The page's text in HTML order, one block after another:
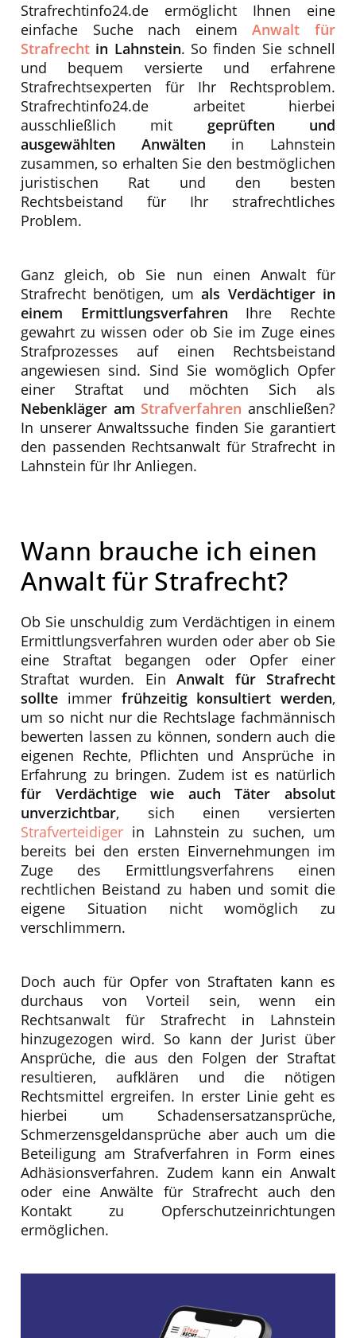
Strafrechtinfo24.de ermöglicht Ihnen eine
einfache Suche nach einemAnwalt für
Strafrecht in Lahnstein. So finden Sie schnell
und bequem versierte und erfahrene
Strafrechtsexperten für Ihr Rechtsproblem.
Strafrechtinfo24.de arbeitet hierbei
ausschließlich mit geprüften und
ausgewählten Anwälten in Lahnstein
zusammen, so erhalten Sie den bestmöglichen
juristischen Rat und den besten
Rechtsbeistand für Ihr strafrechtliches
Problem.
Ganz gleich, ob Sie nun einen Anwalt für
Strafrecht benötigen, umals Verdächtiger in
einem Ermittlungsverfahren Ihre Rechte
gewahrt zu wissen oder ob Sie im Zuge eines
Strafprozesses auf einen Rechtsbeistand
angewiesen sind. Sind Sie womöglich Opfer
einer Straftat und möchten Sich als
Nebenkläger am Strafverfahren anschließen?
In unserer Anwaltssuche finden Sie garantiert
den passenden Rechtsanwalt für Strafrecht in
Lahnstein für Ihr Anliegen.
Wann brauche ich einen
Anwalt für Strafrecht?
Ob Sie unschuldig zum Verdächtigen in einem
Ermittlungsverfahren wurden oder aber ob Sie
eine Straftat begangen oder Opfer einer
Straftat wurden. EinAnwalt für Strafrecht
sollte immer frühzeitig konsultiert werden,
um so nicht nur die Rechtslage fachmännisch
bewerten lassen zu können, sondern auch die
eigenen Rechte, Pflichten und Ansprüche in
Erfahrung zu bringen. Zudem ist es natürlich
für Verdächtige wie auch Täter absolut
unverzichtbar, sich einen versierten
Strafverteidiger in Lahnstein zu suchen, um
bereits bei den ersten Einvernehmungen im
Zuge des Ermittlungsverfahrens einen
rechtlichen Beistand zu haben und somit die
eigene Situation nicht womöglich zu
verschlimmern.
Doch auch für Opfer von Straftaten kann es
durchaus von Vorteil sein, wenn ein
Rechtsanwalt für Strafrecht in Lahnstein
hinzugezogen wird. So kann der Jurist über
Ansprüche, die aus den Folgen der Straftat
resultieren, aufklären und die nötigen
Rechtsmittel ergreifen. In erster Linie geht es
hierbei um Schadensersatzansprüche,
Schmerzensgeldansprüche aber auch um die
Beteiligung am Strafverfahren in Form eines
Adhäsionsverfahren. Zudem kann ein Anwalt
oder eine Anwälte für Strafrecht auch den
Kontakt zu Opferschutzeinrichtungen
ermöglichen.